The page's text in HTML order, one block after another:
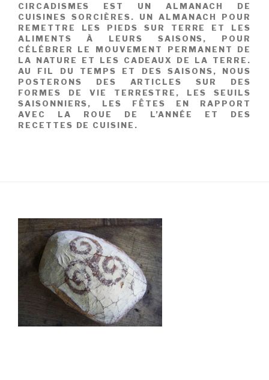
CIRCADISMES EST UN ALMANACH DE
CUISINES SORCIÈRES. UN ALMANACH POUR
REMETTRE LES PIEDS SUR TERRE ET LES
ALIMENTS À LEURS SAISONS, POUR
CÉLÉBRER LE MOUVEMENT PERMANENT DE
LA NATURE ET LES CADEAUX DE LA TERRE.
AU FIL DU TEMPS ET DES SAISONS, NOUS
POSTERONS DES ARTICLES SUR DES
FORMES DE VIE TERRESTRE, LES SEUILS
SAISONNIERS, LES FÊTES EN RAPPORT
AVEC LA ROUE DE L’ANNÉE ET DES
RECETTES DE CUISINE.